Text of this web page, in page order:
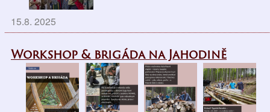
15.8. 2025
Workshop & brigáda na Jahodině